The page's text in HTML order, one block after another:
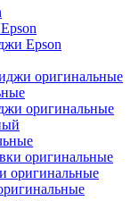
Epson
оригинальные
оригинальные
оригинальные
оригинальные